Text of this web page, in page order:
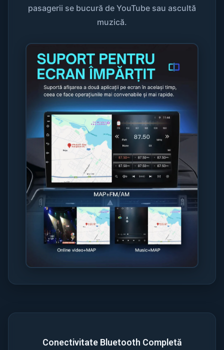
pasagerii se bucură de YouTube sau ascultă
muzică.
Conectivitate Bluetooth Completă